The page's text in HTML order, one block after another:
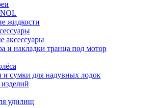
жидкости
аксессуары
и накладки транца под мотор
и сумки для надувных лодок
удилищ